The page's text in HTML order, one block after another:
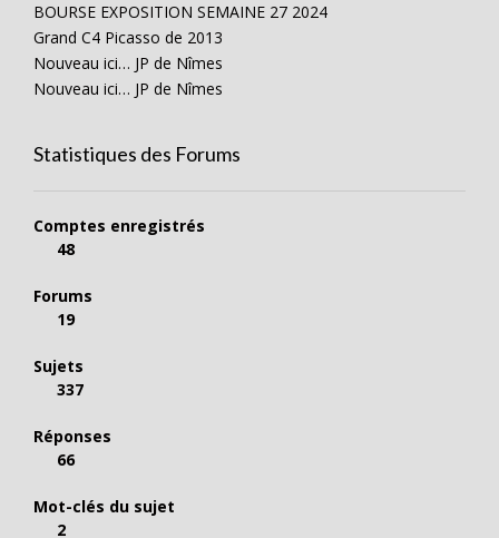
BOURSE EXPOSITION SEMAINE 27 2024
Grand C4 Picasso de 2013
Nouveau ici… JP de Nîmes
Nouveau ici… JP de Nîmes
Statistiques des Forums
Comptes enregistrés
48
Forums
19
Sujets
337
Réponses
66
Mot-clés du sujet
2